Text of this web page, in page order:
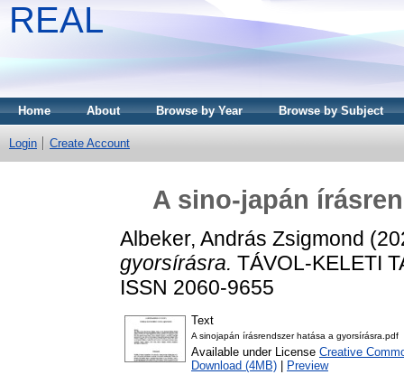
REAL
Home About Browse by Year Browse by Subject
Login Create Account
A sino-japán
Albeker, András Zsigmond
gyorsírásra. TÁVOL-KELETI
ISSN 2060-9655
Text
A sinojapán írásrendszer hatása a gyorsírásra.pdf
Available under License Creative
Download (4MB)
Preview